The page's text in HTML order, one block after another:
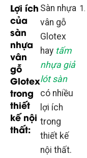
Lợi ích
của
sàn
nhựa
vân
gỗ
Glotex
trong
thiết
kế nội
thất:
Sàn nhựa
vân gỗ
Glotex
hay tấm
nhựa giả
lót sàn
có nhiều
lợi ích
trong
thiết kế
nội thất.